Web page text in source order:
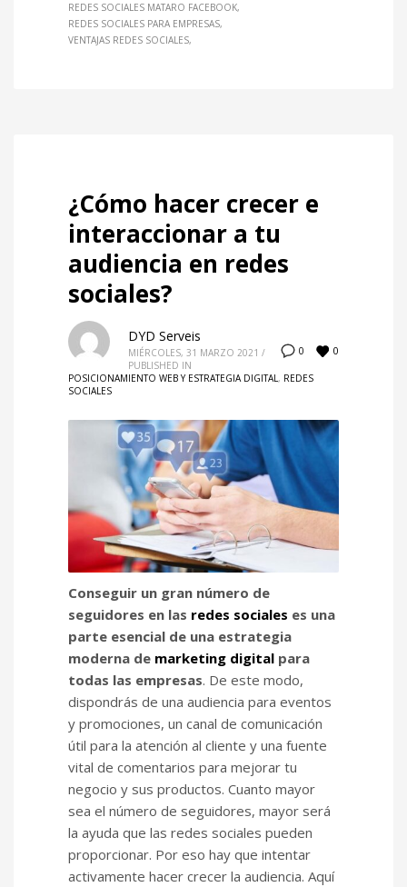
REDES SOCIALES MATARO FACEBOOK
REDES SOCIALES PARA EMPRESAS
VENTAJAS REDES SOCIALES
¿Cómo hacer crecer e
interaccionar a tu
audiencia en redes
sociales?
0 0
DYD Serveis
MIÉRCOLES, 31 MARZO 2021 /
PUBLISHED IN
POSICIONAMIENTO WEB Y ESTRATEGIA DIGITAL, REDES
SOCIALES
Conseguir un gran número de
seguidores en las redes sociales es una
parte esencial de una estrategia
moderna de marketing digital para
todas las empresas. De este modo,
dispondrás de una audiencia para eventos
y promociones, un canal de comunicación
útil para la atención al cliente y una fuente
vital de comentarios para mejorar tu
negocio y sus productos. Cuanto mayor
sea el número de seguidores, mayor será
la ayuda que las redes sociales pueden
proporcionar. Por eso hay que intentar
activamente hacer crecer la audiencia. Aquí